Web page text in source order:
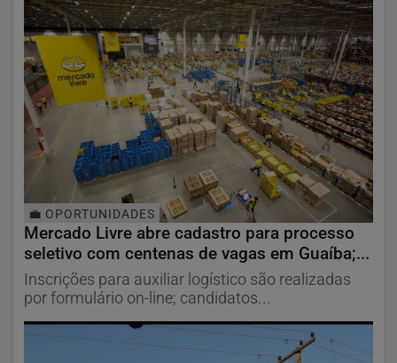
💼 OPORTUNIDADES
Mercado Livre abre cadastro para processo
seletivo com centenas de vagas em Guaíba;...
Inscrições para auxiliar logístico são realizadas
por formulário on-line; candidatos...